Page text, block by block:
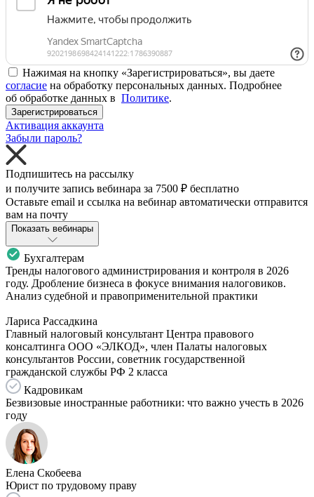
Нажимая на кнопку «Зарегистрироваться», вы даете
согласие на обработку персональных данных. Подробнее
об обработке данных в Политике.
Зарегистрироваться
Активация аккаунта
Забыли пароль?
Подпишитесь на рассылку
и получите запись вебинара за 7500 ₽ бесплатно
Оставьте email и ссылка на вебинар автоматически отправится
вам на почту
Показать вебинары
Бухгалтерам
Тренды налогового администрирования и контроля в 2026
году. Дробление бизнеса в фокусе внимания налоговиков.
Анализ судебной и правоприменительной практики
Лариса Рассадкина
Главный налоговый консультант Центра правового
консалтинга ООО «ЭЛКОД», член Палаты налоговых
консультантов России, советник государственной
гражданской службы РФ 2 класса
Кадровикам
Безвизовые иностранные работники: что важно учесть в 2026
году
Елена Скобеева
Юрист по трудовому праву